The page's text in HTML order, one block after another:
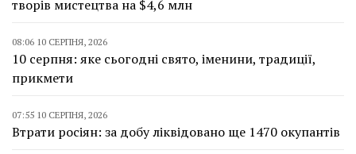
творів мистецтва на $4,6 млн
08:06 10 СЕРПНЯ, 2026
10 серпня: яке сьогодні свято, іменини, традиції,
прикмети
07:55 10 СЕРПНЯ, 2026
Втрати росіян: за добу ліквідовано ще 1470 окупантів